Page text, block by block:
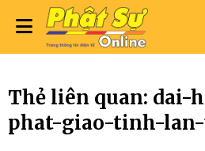
Thẻ liên quan: dai-
phat-giao-tinh-